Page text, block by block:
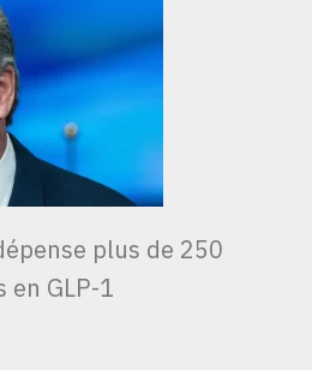
plus de 250
GLP-1